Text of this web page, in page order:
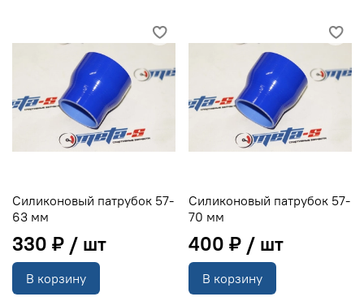
Силиконовый патрубок 57-
63 мм
330 ₽
В корзину
Силиконовый патрубок 57-
70 мм
400 ₽
В корзину